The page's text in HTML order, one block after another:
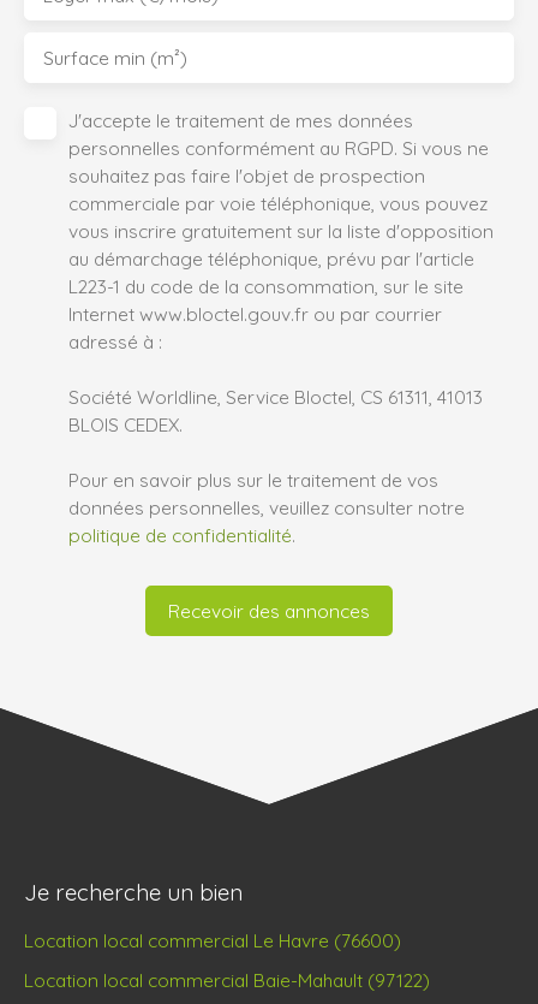
Surface min (m²)
J'accepte le traitement de mes données
personnelles conformément au RGPD. Si vous ne
souhaitez pas faire l'objet de prospection
commerciale par voie téléphonique, vous pouvez
vous inscrire gratuitement sur la liste d'opposition
au démarchage téléphonique, prévu par l'article
L223-1 du code de la consommation, sur le site
Internet www.bloctel.gouv.fr ou par courrier
adressé à :
Société Worldline, Service Bloctel, CS 61311, 41013
BLOIS CEDEX.
Pour en savoir plus sur le traitement de vos
données personnelles, veuillez consulter notre
politique de confidentialité.
Recevoir des annonces
Je recherche un bien
Location local commercial Le Havre (76600)
Location local commercial Baie-Mahault (97122)